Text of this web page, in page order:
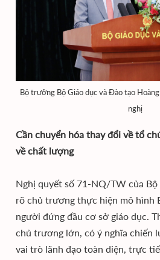
Bộ trưởng Bộ Giáo dục và Đào tạo
nghị
Cần chuyển hóa thay đổi về tổ
về chất lượng
Nghị quyết số 71-NQ/TW của
rõ chủ trương thực hiện mô hình
người đứng đầu cơ sở giáo dục.
chủ trương lớn, có ý nghĩa chiến
vai trò lãnh đạo toàn diện, trực